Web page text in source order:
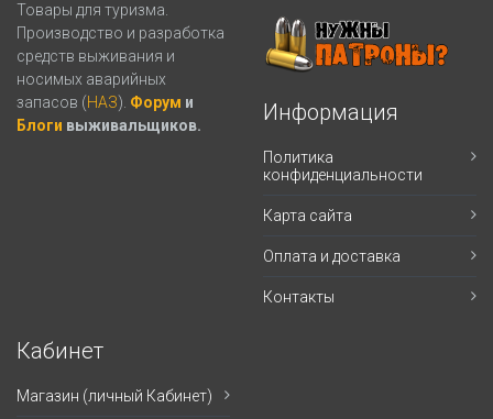
Товары для туризма.
Производство и разработка
средств выживания и
носимых аварийных
запасов (НАЗ). Форум и
Блоги выживальщиков.
Информация
Политика
конфиденциальности
Карта сайта
Оплата и доставка
Контакты
Кабинет
Магазин (личный Кабинет)